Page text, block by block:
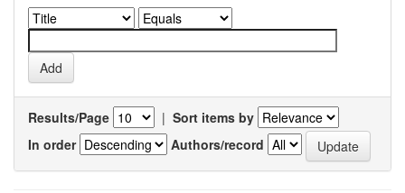
Results/Page | Sort items by
In order
Authors/record